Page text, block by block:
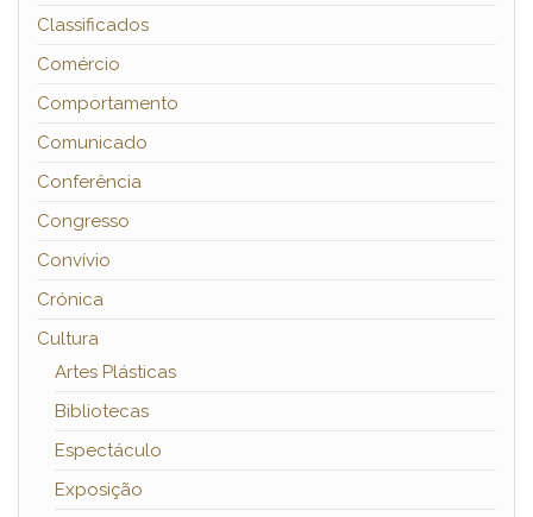
Classificados
Comércio
Comportamento
Comunicado
Conferência
Congresso
Convívio
Crónica
Cultura
Artes Plásticas
Bibliotecas
Espectáculo
Exposição